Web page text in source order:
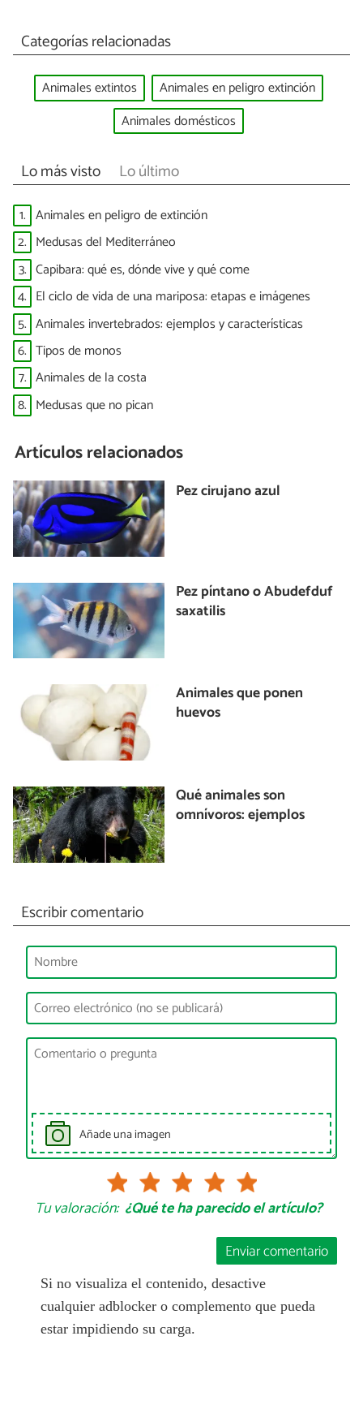
Categorías relacionadas
Animales extintos
Animales en peligro extinción
Animales domésticos
Lo más visto Lo último
1. Animales en peligro de extinción
2. Medusas del Mediterráneo
3. Capibara: qué es, dónde vive y qué come
4. El ciclo de vida de una mariposa: etapas e imágenes
5. Animales invertebrados: ejemplos y características
6. Tipos de monos
7. Animales de la costa
8. Medusas que no pican
Artículos relacionados
Pez cirujano azul
Pez píntano o Abudefduf
saxatilis
Animales que ponen
huevos
Qué animales son
omnívoros: ejemplos
Escribir comentario
Añade una imagen
Tu valoración: ¿Qué te ha parecido el artículo?
Enviar comentario
Si no visualiza el contenido, desactive
cualquier adblocker o complemento que pueda
estar impidiendo su carga.